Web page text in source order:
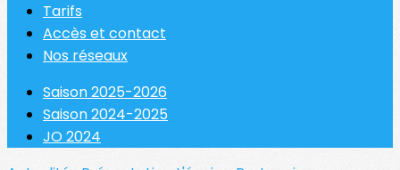
Tarifs
Accès et contact
Nos réseaux
Saison 2025-2026
Saison 2024-2025
JO 2024